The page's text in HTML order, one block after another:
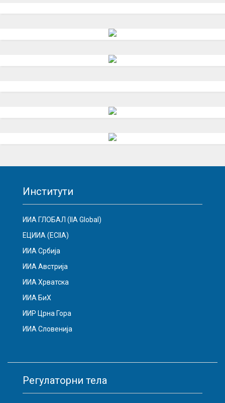
Институти
ИИА ГЛОБАЛ (IIA Global)
ЕЦИИА (ECIIA)
ИИА Србија
ИИА Австрија
ИИА Хрватска
ИИА БиХ
ИИР Црна Гора
ИИА Словенија
Регулаторни тела